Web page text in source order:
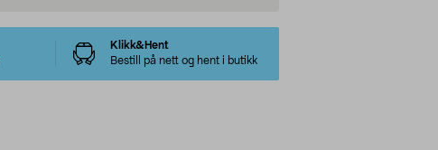
Klikk&Hent
Bestill på nett og hent i butikk